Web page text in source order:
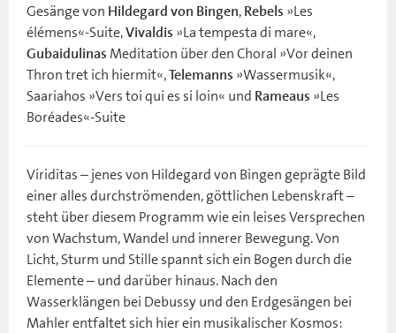
Gesänge von Hildegard von Bingen, Rebels »Les
élémens«-Suite,Vivaldis »La tempesta di mare«,
Gubaidulinas Meditation über den Choral »Vor deinen
Thron tret ich hiermit«,Telemanns »Wassermusik«,
Saariahos »Vers toi qui es si loin« und Rameaus »Les
Boréades«-Suite
Viriditas – jenes von Hildegard von Bingen geprägte Bild
einer alles durchströmenden, göttlichen Lebenskraft –
steht über diesem Programm wie ein leises Versprechen
von Wachstum, Wandel und innerer Bewegung. Von
Licht, Sturm und Stille spannt sich ein Bogen durch die
Elemente – und darüber hinaus. Nach den
Wasserklängen bei Debussy und den Erdgesängen bei
Mahler entfaltet sich hier ein musikalischer Kosmos: